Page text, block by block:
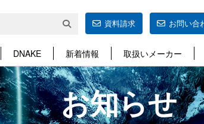
資料請求 お問い合
DNAKE 新着情報 取扱いメーカー
お知らせ